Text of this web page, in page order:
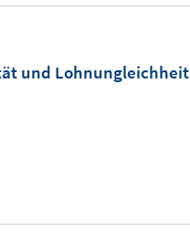
und Lohnungleichheit